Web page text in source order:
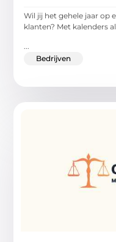
Wil jij het gehele jaar op
klanten? Met kalenders
...
Bedrijven